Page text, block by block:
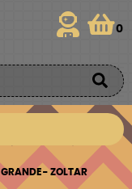
0
GRANDE - ZOLTAR